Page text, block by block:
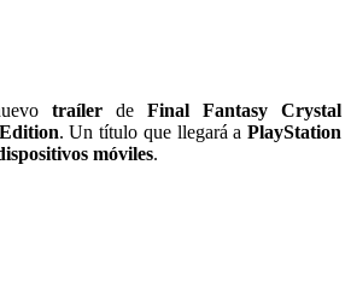
traíler de Final Fantasy Crystal
. Un título que llegará a PlayStation
móviles.